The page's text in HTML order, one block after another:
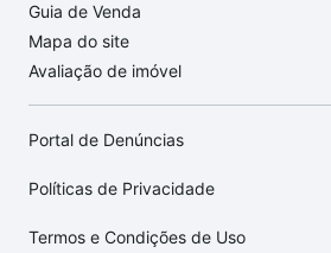
Guia de Venda
Mapa do site
Avaliação de imóvel
Portal de Denúncias
Políticas de Privacidade
Termos e Condições de Uso